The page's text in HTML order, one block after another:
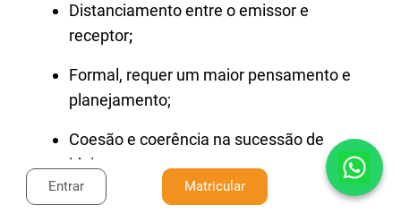
Distanciamento entre o emissor e
receptor;
Formal, requer um maior pensamento e
planejamento;
Coesão e coerência na sucessão de
ideias;
Possibilita a correção dos erros;
Entrar Matricular